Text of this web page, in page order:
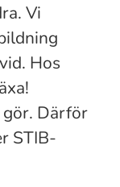
Vi
Hos
gör. Därför
STIB-